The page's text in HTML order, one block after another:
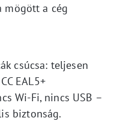
mögött a cég
csúcsa: teljesen
EAL5+
Wi-Fi, nincs USB –
biztonság.